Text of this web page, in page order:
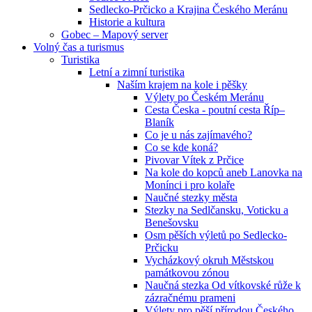
Sedlecko-Prčicko a Krajina Českého Meránu
Historie a kultura
Gobec – Mapový server
Volný čas a turismus
Turistika
Letní a zimní turistika
Naším krajem na kole i pěšky
Výlety po Českém Meránu
Cesta Česka - poutní cesta Říp–
Blaník
Co je u nás zajímavého?
Co se kde koná?
Pivovar Vítek z Prčice
Na kole do kopců aneb Lanovka na
Monínci i pro kolaře
Naučné stezky města
Stezky na Sedlčansku, Voticku a
Benešovsku
Osm pěších výletů po Sedlecko-
Prčicku
Vycházkový okruh Městskou
památkovou zónou
Naučná stezka Od vítkovské růže k
zázračnému prameni